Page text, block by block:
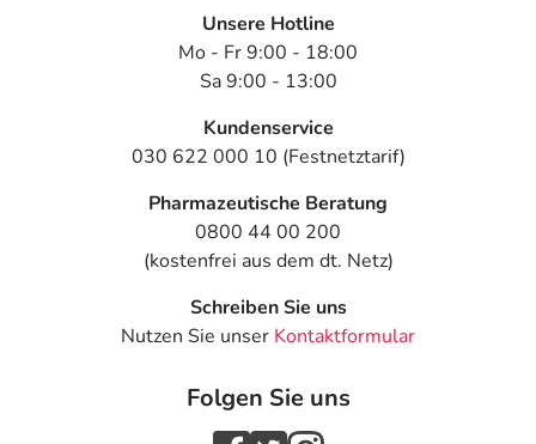
Unsere Hotline
Mo - Fr 9:00 - 18:00
Sa 9:00 - 13:00
Kundenservice
030 622 000 10 (Festnetztarif)
Pharmazeutische Beratung
0800 44 00 200
(kostenfrei aus dem dt. Netz)
Schreiben Sie uns
Nutzen Sie unser Kontaktformular
Folgen Sie uns